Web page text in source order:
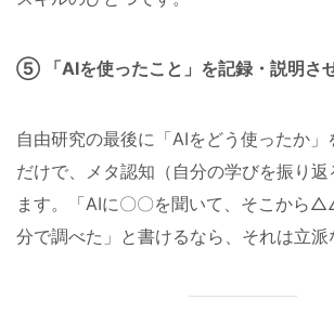
⑤ 「AIを使ったこと」を記録・説明さ
自由研究の最後に「AIをどう使ったか」
だけで、メタ認知（自分の学びを振り
ます。「AIに〇〇を聞いて、そこから
分で調べた」と書けるなら、それは立派